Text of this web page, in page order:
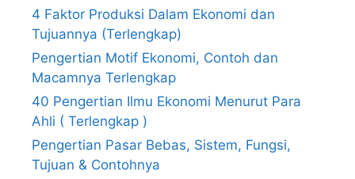
4 Faktor Produksi Dalam Ekonomi dan
Tujuannya (Terlengkap)
Pengertian Motif Ekonomi, Contoh dan
Macamnya Terlengkap
40 Pengertian Ilmu Ekonomi Menurut Para
Ahli ( Terlengkap )
Pengertian Pasar Bebas, Sistem, Fungsi,
Tujuan & Contohnya